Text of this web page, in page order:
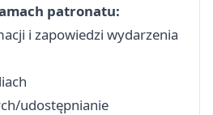
patronatu:
i zapowiedzi wydarzenia
udostępnianie